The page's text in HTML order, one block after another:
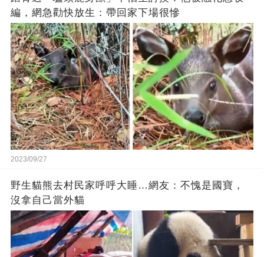
編，網急勸快放生：帶回家下場很慘
2023/09/27
野生貓熊去村民家呼呼大睡…網友：不愧是國寶，
沒拿自己當外貓